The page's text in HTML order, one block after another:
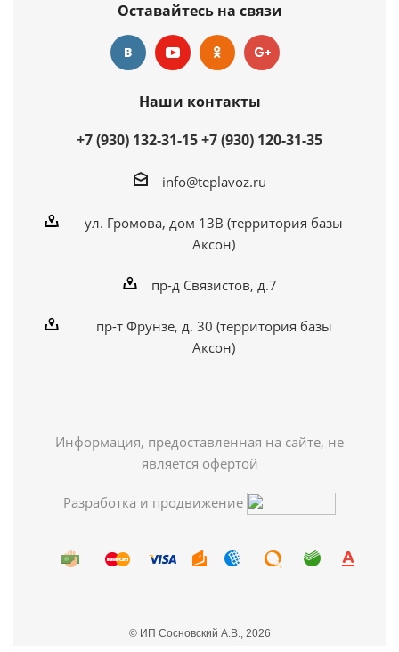
Оставайтесь на связи
Наши контакты
+7 (930) 132-31-15+7 (930) 120-31-35
info@teplavoz.ru
ул. Громова, дом 13В (территория базы
Аксон)
пр-д Связистов, д.7
пр-т Фрунзе, д. 30 (территория базы
Аксон)
Информация, предоставленная на сайте, не
является офертой
Разработка и продвижение
© ИП Сосновский А.В., 2026